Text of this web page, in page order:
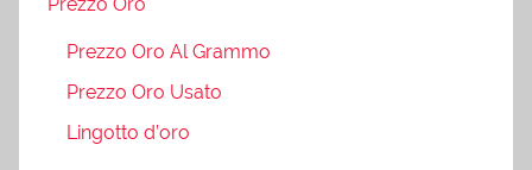
Prezzo Oro
Prezzo Oro Al Grammo
Prezzo Oro Usato
Lingotto d’oro